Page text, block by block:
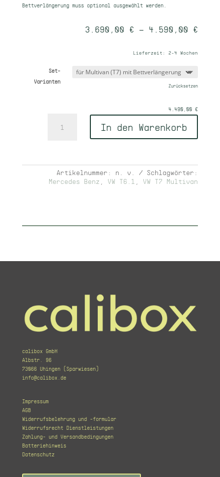
Bettverlängerungmuss optional ausgewählt werden.
3.690,00 € – 4.590,00 €
Lieferzeit:2-4 Wochen
Set-
Varianten
Zurücksetzen
4.490,00 €
In den Warenkorb
Artikelnummer: n. v.
Schlagwörter:
Mercedes Benz
VW T6.1 VW T7 Multivan
calibox GmbH
Albstr. 96
73066 Uhingen (Sparwiesen)
info@calibox.de
Impressum
AGB
Widerrufsbelehrung und -formular
Widerrufsrecht Dienstleistungen
Zahlung- und Versandbedingungen
Batteriehinweis
Datenschutz